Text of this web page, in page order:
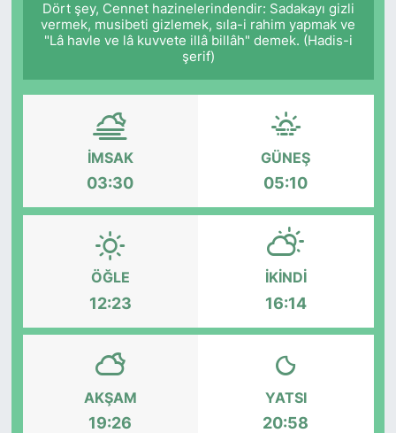
Dört şey, Cennet hazinelerindendir: Sadakayı gizli
vermek, musibeti gizlemek, sıla-i rahim yapmak ve
"Lâ havle ve lâ kuvvete illâ billâh" demek. (Hadis-i
şerif)
İMSAK
03:30
GÜNEŞ
05:10
ÖĞLE
12:23
İKINDI
16:14
AKŞAM
19:26
YATSI
20:58
Haber Arşivi